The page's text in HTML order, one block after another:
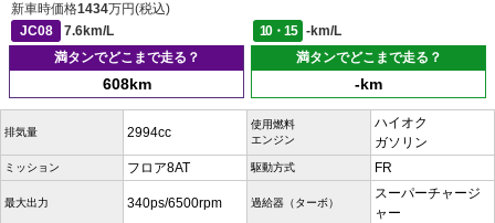
新車時価格1434万円(税込)
JC08
7.6km/L 10・15
-km/L
満タンでどこまで走る？
608km
満タンでどこまで走る？
-km
排気量 2994cc
使用燃料
エンジン
ハイオク
ガソリン
ミッション フロア8AT 駆動方式 FR
最大出力 340ps/6500rpm 過給器（ターボ）
スーパーチャージ
ャー